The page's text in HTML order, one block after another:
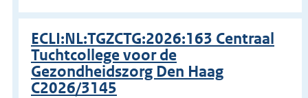
ECLI:NL:TGZCTG:2026:163 Centraal
Tuchtcollege voor de
Gezondheidszorg Den Haag
C2026/3145